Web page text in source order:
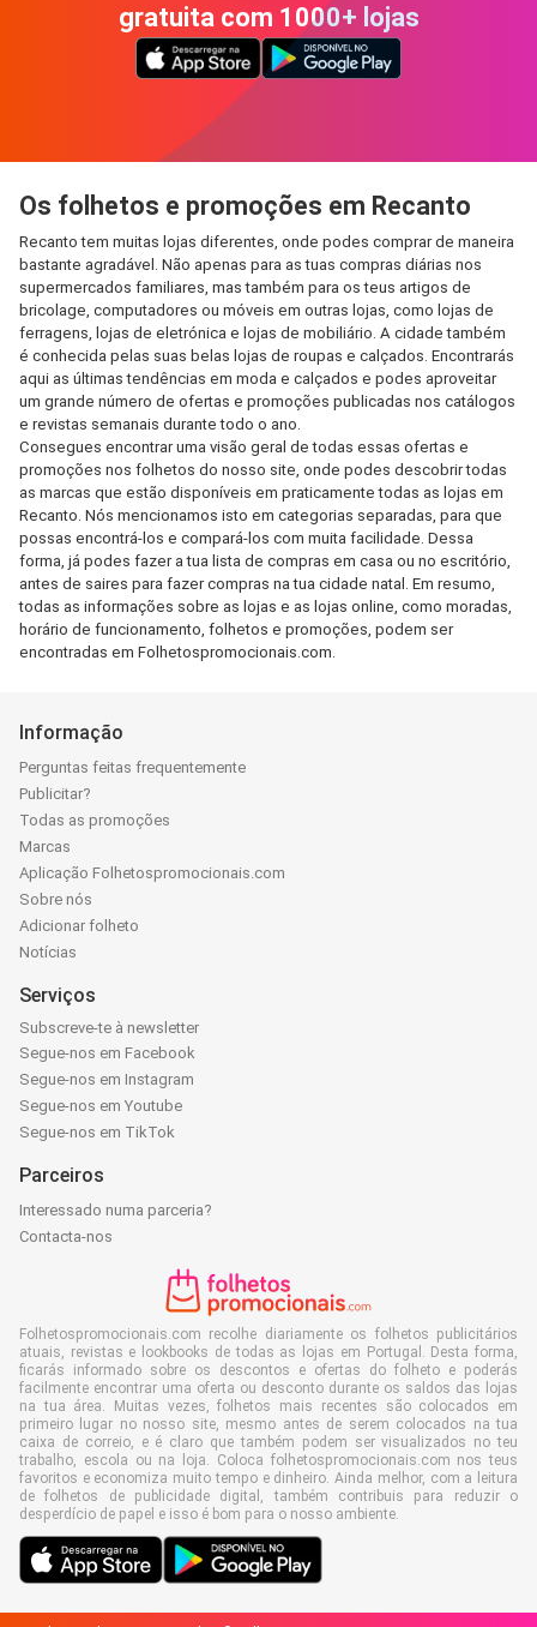
gratuita com 1000+ lojas
Os folhetos e promoções em Recanto
Recanto tem muitas lojas diferentes, onde podes comprar de maneira
bastante agradável. Não apenas para as tuas compras diárias nos
supermercados familiares, mas também para os teus artigos de
bricolage, computadores ou móveis em outras lojas, como lojas de
ferragens, lojas de eletrónica e lojas de mobiliário. A cidade também
é conhecida pelas suas belas lojas de roupas e calçados. Encontrarás
aqui as últimas tendências em moda e calçados e podes aproveitar
um grande número de ofertas e promoções publicadas nos catálogos
e revistas semanais durante todo o ano.
Consegues encontrar uma visão geral de todas essas ofertas e
promoções nos folhetos do nosso site, onde podes descobrir todas
as marcas que estão disponíveis em praticamente todas as lojas em
Recanto. Nós mencionamos isto em categorias separadas, para que
possas encontrá-los e compará-los com muita facilidade. Dessa
forma, já podes fazer a tua lista de compras em casa ou no escritório,
antes de saires para fazer compras na tua cidade natal. Em resumo,
todas as informações sobre as lojas e as lojas online, como moradas,
horário de funcionamento, folhetos e promoções, podem ser
encontradas em Folhetospromocionais.com.
Informação
Perguntas feitas frequentemente
Publicitar?
Todas as promoções
Marcas
Aplicação Folhetospromocionais.com
Sobre nós
Adicionar folheto
Notícias
Serviços
Subscreve-te à newsletter
Segue-nos em Facebook
Segue-nos em Instagram
Segue-nos em Youtube
Segue-nos em TikTok
Parceiros
Interessado numa parceria?
Contacta-nos
Folhetospromocionais.com recolhe diariamente os folhetos publicitários
atuais, revistas e lookbooks de todas as lojas em Portugal. Desta forma,
ficarás informado sobre os descontos e ofertas do folheto e poderás
facilmente encontrar uma oferta ou desconto durante os saldos das lojas
na tua área. Muitas vezes, folhetos mais recentes são colocados em
primeiro lugar no nosso site, mesmo antes de serem colocados na tua
caixa de correio, e é claro que também podem ser visualizados no teu
trabalho, escola ou na loja. Coloca folhetospromocionais.com nos teus
favoritos e economiza muito tempo e dinheiro. Ainda melhor, com a leitura
de folhetos de publicidade digital, também contribuis para reduzir o
desperdício de papel e isso é bom para o nosso ambiente.